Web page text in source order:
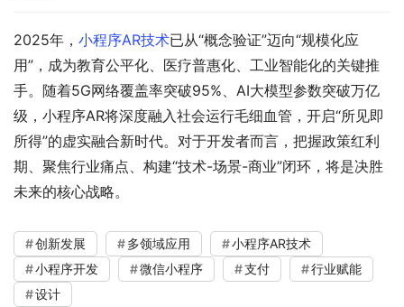
2025年， 小程序AR技术已从“概念验证”迈向“规模化应
用”，成为教育公平化、医疗普惠化、工业智能化的关键推
手。随着5G网络覆盖率突破95%、AI大模型参数突破万亿
级，小程序AR将深度融入社会运行毛细血管，开启“所见即
所得”的虚实融合新时代。对于开发者而言，把握政策红利
期、聚焦行业痛点、构建“技术-场景-商业”闭环，将是决胜
未来的核心战略。
创新发展 多领域应用
小程序AR技术
小程序开发
微信小程序 支付
行业赋能
设计